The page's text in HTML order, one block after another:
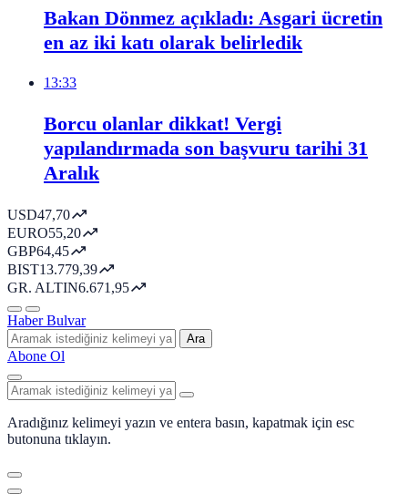
Bakan Dönmez açıkladı: Asgari ücretin
en az iki katı olarak belirledik
13:33
Borcu olanlar dikkat! Vergi
yapılandırmada son başvuru tarihi 31
Aralık
USD47,70
EURO55,20
GBP64,45
BIST13.779,39
GR. ALTIN6.671,95
Haber Bulvar
Ara
Abone Ol
Aradığınız kelimeyi yazın ve entera basın, kapatmak için esc
butonuna tıklayın.